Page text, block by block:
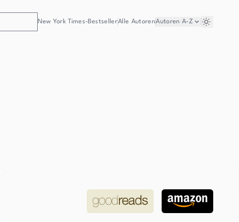
New York Times-BestsellerAlle AutorenAutoren A-Z